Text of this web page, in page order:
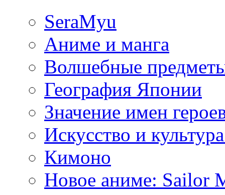
SeraMyu
Аниме и манга
Волшебные
География Японии
Значение имен
Искусство и
Кимоно
Новое аниме: Sailor